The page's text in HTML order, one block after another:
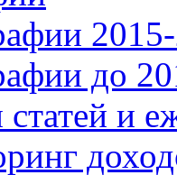
2015-
до
и